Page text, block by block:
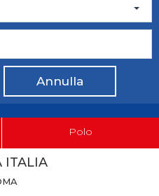
Annulla
Polo
ITALIA